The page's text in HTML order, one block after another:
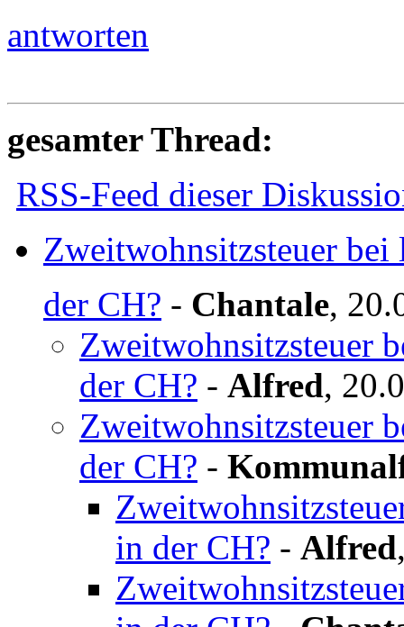
antworten
gesamter Thread:
RSS-Feed dieser
Zweitwohnsitzsteuer
der CH? - Chantale,
Zweitwohnsitzsteuer
der CH? - Alfred,
Zweitwohnsitzsteuer
der CH? -
in der CH? - Alfred